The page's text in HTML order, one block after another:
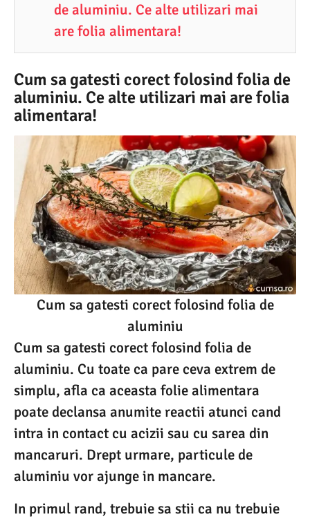
de aluminiu. Ce alte utilizari mai
are folia alimentara!
Cum sa gatesti corect folosind folia de
aluminiu. Ce alte utilizari mai are folia
alimentara!
Cum sa gatesti corect folosind folia de
aluminiu
Cum sa gatesti corect folosind folia de
aluminiu. Cu toate ca pare ceva extrem de
simplu, afla ca aceasta folie alimentara
poate declansa anumite reactii atunci cand
intra in contact cu acizii sau cu sarea din
mancaruri. Drept urmare, particule de
aluminiu vor ajunge in mancare.
In primul rand, trebuie sa stii ca nu trebuie